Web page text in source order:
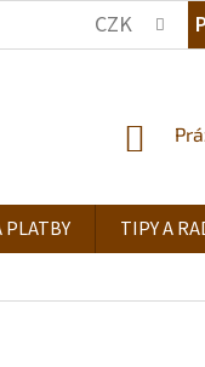
KDE NÁS NAJDETE
CZK
PLATBY TIPY A